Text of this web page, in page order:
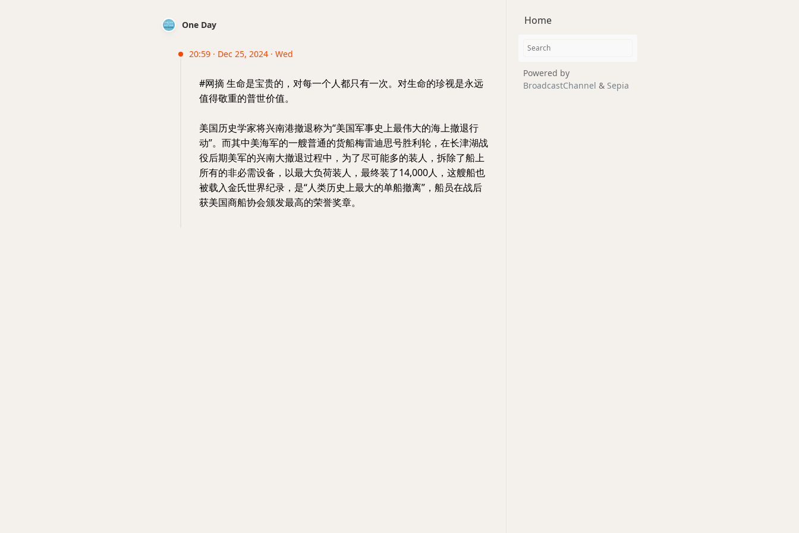
One Day
20:59 · Dec 25, 2024 · Wed
#网摘 生命是宝贵的，对每一个人都只有一次。对生命的珍视是永远
值得敬重的普世价值。
美国历史学家将兴南港撤退称为“美国军事史上最伟大的海上撤退行
动”。而其中美海军的一艘普通的货船梅雷迪思号胜利轮，在长津湖战
役后期美军的兴南大撤退过程中，为了尽可能多的装人，拆除了船上
所有的非必需设备，以最大负荷装人，最终装了14,000人，这艘船也
被载入金氏世界纪录，是“人类历史上最大的单船撤离”，船员在战后
获美国商船协会颁发最高的荣誉奖章。
Home
Powered by
BroadcastChannel & Sepia